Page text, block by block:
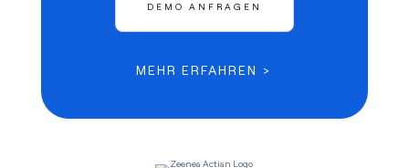
DEMO ANFRAGEN
MEHR ERFAHREN >